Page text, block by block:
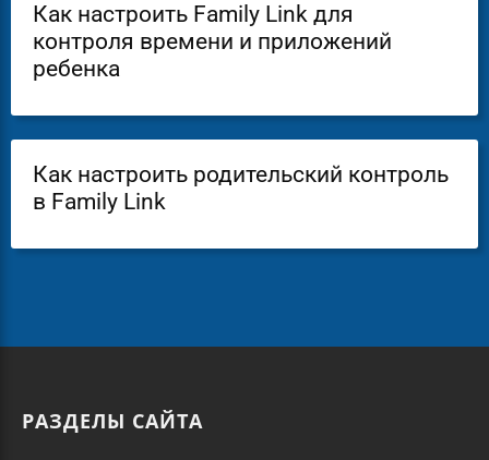
Как настроить Family Link для
контроля времени и приложений
ребенка
Как настроить родительский контроль
в Family Link
РАЗДЕЛЫ САЙТА